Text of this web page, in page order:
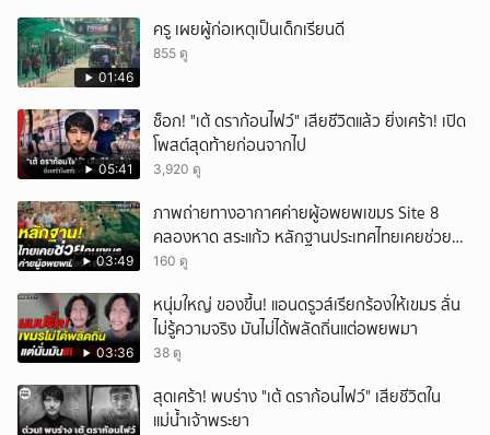
01:46
ครู เผยผู้ก่อเหตุเป็นเด็กเรียนดี
855 ดู
05:41
ช็อก! "เต้ ดราก้อนไฟว์" เสียชีวิตแล้ว ยิ่งเศร้า! เปิด
โพสต์สุดท้ายก่อนจากไป
3,920 ดู
03:49
ภาพถ่ายทางอากาศค่ายผู้อพยพเขมร Site 8
คลองหาด สระแก้ว หลักฐานประเทศไทยเคยช่วยคน
เขมร
160 ดู
03:36
หนุ่มใหญ่ ของขึ้น! แอนดรูวส์เรียกร้องให้เขมร ลั่น
ไม่รู้ความจริง มันไม่ได้พลัดถิ่นแต่อพยพมา
38 ดู
สุดเศร้า! พบร่าง "เต้ ดราก้อนไฟว์" เสียชีวิตใน
แม่น้ำเจ้าพระยา